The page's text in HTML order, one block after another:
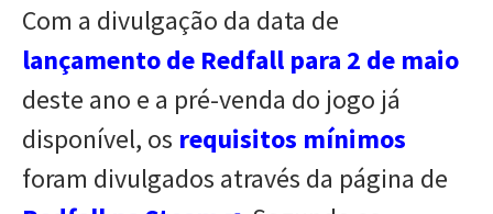
Com a divulgação da data de
lançamento de Redfall para 2 de maio
deste ano e a pré-venda do jogo já
disponível, os requisitos mínimos
foram divulgados através da página de